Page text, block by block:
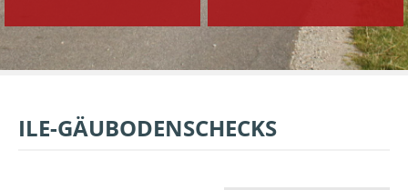
ILE-GÄUBODENSCHECKS